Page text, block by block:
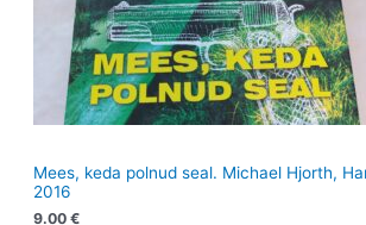
Mees, keda polnud seal. Michael Hjorth,
2016
9.00 €